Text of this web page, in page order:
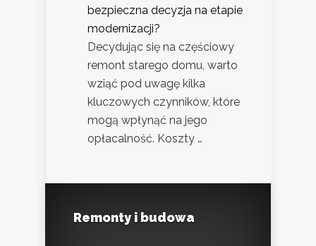
bezpieczna decyzja na etapie
modernizacji?
Decydując się na częściowy
remont starego domu, warto
wziąć pod uwagę kilka
kluczowych czynników, które
mogą wpłynąć na jego
opłacalność. Koszty …
Remonty i budowa